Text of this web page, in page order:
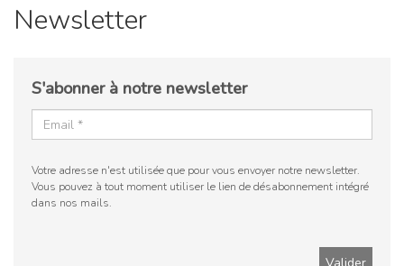
Newsletter
S'abonner à notre newsletter
Votre adresse n'est utilisée que pour vous envoyer notre newsletter.
Vous pouvez à tout moment utiliser le lien de désabonnement intégré
dans nos mails.